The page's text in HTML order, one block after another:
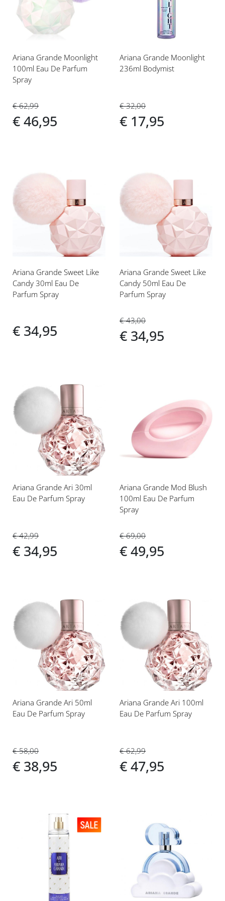
verlanglijst
Ariana Grande Moonlight
100ml Eau De Parfum
Spray
€ 62,99
€ 46,95
verlanglijst
Ariana Grande Moonlight
236ml Bodymist
€ 32,00
€ 17,95
toe
verlanglijst
Ariana Grande Sweet Like
Candy 30ml Eau De
Parfum Spray
€ 34,95
toe
verlanglijst
Ariana Grande Sweet Like
Candy 50ml Eau De
Parfum Spray
€ 43,00
€ 34,95
aan
verlanglijst
Ariana Grande Ari 30ml
Eau De Parfum Spray
€ 42,99
€ 34,95
toe
aan
verlanglijst
Ariana Grande Mod Blush
100ml Eau De Parfum
Spray
€ 69,00
€ 49,95
aan
verlanglijst
Ariana Grande Ari 50ml
Eau De Parfum Spray
€ 58,00
€ 38,95
aan
verlanglijst
Ariana Grande Ari 100ml
Eau De Parfum Spray
€ 62,99
€ 47,95
verlanglijst
Voeg
verlanglijst